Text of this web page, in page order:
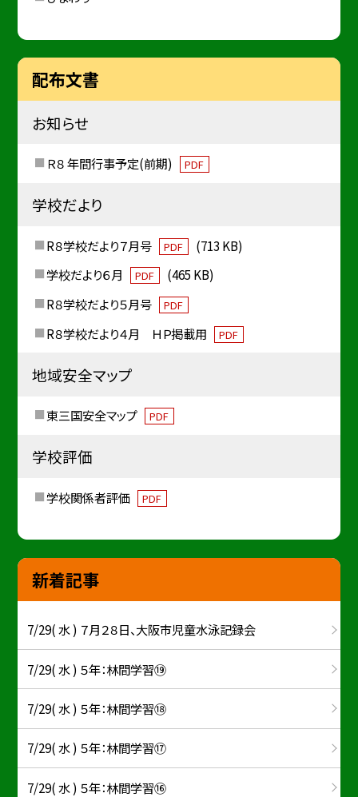
配布文書
お知らせ
Ｒ８ 年間行事予定(前期) PDF
学校だより
R８学校だより７月号 PDF
(713 KB)
学校だより６月
PDF
(465 KB)
R８学校だより５月号
PDF
R８学校だより４月 ＨＰ掲載用 PDF
地域安全マップ
東三国安全マップ PDF
学校評価
学校関係者評価 PDF
新着記事
7/29( 水 ) ７月２８日、大阪市児童水泳記録会
7/29( 水 ) ５年：林間学習⑲
7/29( 水 ) ５年：林間学習⑱
7/29( 水 ) ５年：林間学習⑰
7/29( 水 ) ５年：林間学習⑯